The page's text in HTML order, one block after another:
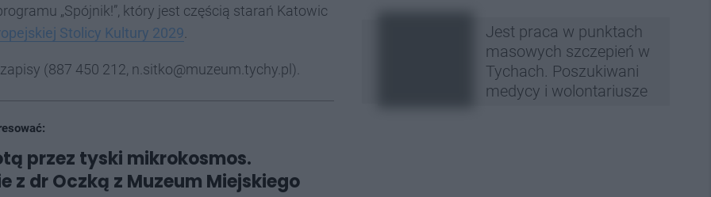
„Spójnik!”, który jest częścią starań Katowic
Stolicy Kultury 2029
(887 450 212, n.sitko@muzeum.tychy.pl).
przez tyski mikrokosmos.
z dr Oczką z Muzeum Miejskiego
Jest praca w punktach
masowych szczepień w
Tychach. Poszukiwani
medycy i wolontariusze